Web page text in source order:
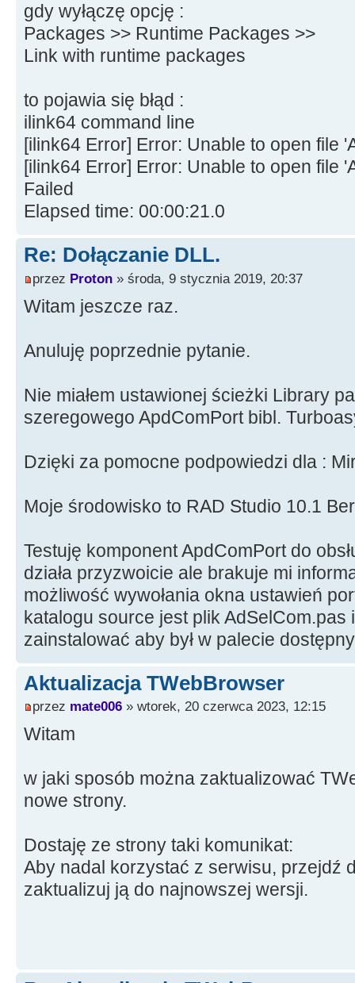
gdy wyłączę opcję :
Packages >> Runtime Packages >>
Link with runtime packages
to pojawia się błąd :
ilink64 command line
[ilink64 Error] Error: Unable to open file
[ilink64 Error] Error: Unable to open file
Failed
Elapsed time: 00:00:21.0
Re: Dołączanie DLL.
przez Proton » środa, 9 stycznia 2019, 20:37
Witam jeszcze raz.
Anuluję poprzednie pytanie.
Nie miałem ustawionej ścieżki Library
szeregowego ApdComPort bibl.
Dzięki za pomocne podpowiedzi dla :
Moje środowisko to RAD Studio 10.1
Testuję komponent ApdComPort do
działa przyzwoicie ale brakuje mi
możliwość wywołania okna ustawień
katalogu source jest plik AdSelCom.pas
zainstalować aby był w palecie
Aktualizacja TWebBrowser
przez mate006 » wtorek, 20 czerwca 2023, 12:15
Witam
w jaki sposób można zaktualizować
nowe strony.
Dostaję ze strony taki komunikat:
Aby nadal korzystać z serwisu, przejdź
zaktualizuj ją do najnowszej wersji.